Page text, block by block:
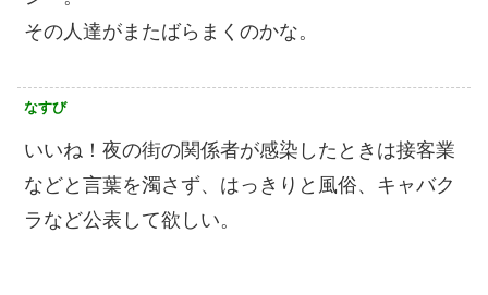
その人達がまたばらまくのかな。
なすび
いいね！夜の街の関係者が感染したときは接客業
などと言葉を濁さず、はっきりと風俗、キャバク
ラなど公表して欲しい。